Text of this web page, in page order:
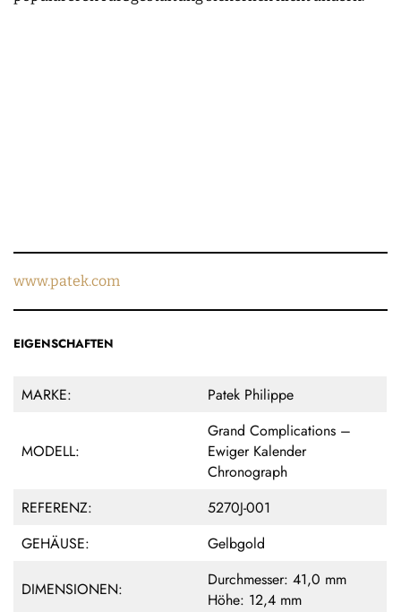
www.patek.com
EIGENSCHAFTEN
MARKE: Patek Philippe
MODELL:
Grand Complications –
Ewiger Kalender
Chronograph
REFERENZ:
5270J-001
GEHÄUSE:
Gelbgold
DIMENSIONEN:
Durchmesser: 41,0 mm
Höhe: 12,4 mm